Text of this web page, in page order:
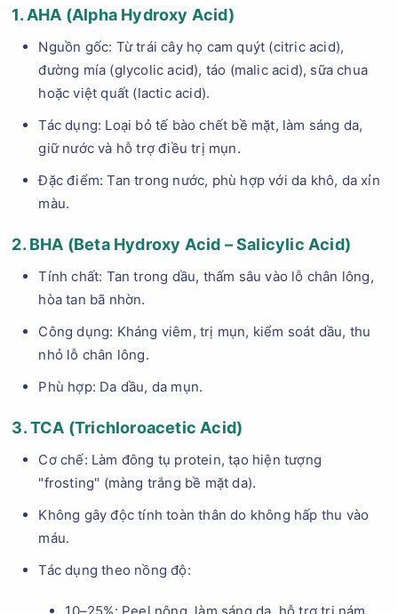
1. AHA (Alpha Hydroxy Acid)
Nguồn gốc: Từ trái cây họ cam quýt (citric acid),
đường mía (glycolic acid), táo (malic acid), sữa chua
hoặc việt quất (lactic acid).
Tác dụng: Loại bỏ tế bào chết bề mặt, làm sáng da,
giữ nước và hỗ trợ điều trị mụn.
Đặc điểm: Tan trong nước, phù hợp với da khô, da xỉn
màu.
2. BHA (Beta Hydroxy Acid – Salicylic Acid)
Tính chất: Tan trong dầu, thấm sâu vào lỗ chân lông,
hòa tan bã nhờn.
Công dụng: Kháng viêm, trị mụn, kiểm soát dầu, thu
nhỏ lỗ chân lông.
Phù hợp: Da dầu, da mụn.
3. TCA (Trichloroacetic Acid)
Cơ chế: Làm đông tụ protein, tạo hiện tượng
"frosting" (màng trắng bề mặt da).
Không gây độc tính toàn thân do không hấp thu vào
máu.
Tác dụng theo nồng độ: